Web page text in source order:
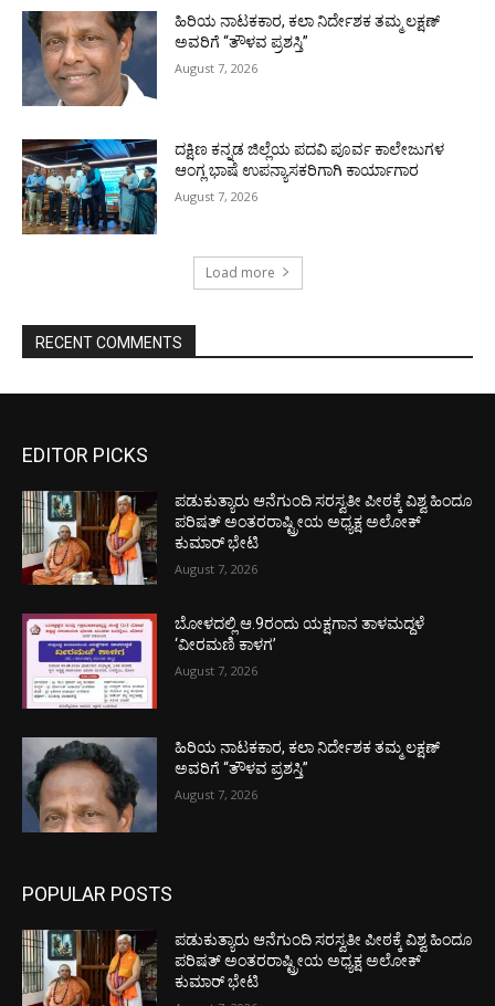
ಹಿರಿಯ ನಾಟಕಕಾರ, ಕಲಾ ನಿರ್ದೇಶಕ ತಮ್ಮ ಲಕ್ಷಣ್
ಅವರಿಗೆ “ತೌಳವ ಪ್ರಶಸ್ತಿ”
August 7, 2026
ದಕ್ಷಿಣ ಕನ್ನಡ ಜಿಲ್ಲೆಯ ಪದವಿ ಪೂರ್ವ ಕಾಲೇಜುಗಳ
ಆಂಗ್ಲ ಭಾಷೆ ಉಪನ್ಯಾಸಕರಿಗಾಗಿ ಕಾರ್ಯಾಗಾರ
August 7, 2026
Load more
RECENT COMMENTS
EDITOR PICKS
ಪಡುಕುತ್ಯಾರು ಆನೆಗುಂದಿ ಸರಸ್ವತೀ ಪೀಠಕ್ಕೆ ವಿಶ್ವ ಹಿಂದೂ
ಪರಿಷತ್ ಅಂತರರಾಷ್ಟ್ರೀಯ ಅಧ್ಯಕ್ಷ ಅಲೋಕ್
ಕುಮಾರ್ ಭೇಟಿ
August 7, 2026
ಬೋಳದಲ್ಲಿ ಆ.9ರಂದು ಯಕ್ಷಗಾನ ತಾಳಮದ್ದಳೆ
‘ವೀರಮಣಿ ಕಾಳಗ’
August 7, 2026
ಹಿರಿಯ ನಾಟಕಕಾರ, ಕಲಾ ನಿರ್ದೇಶಕ ತಮ್ಮ ಲಕ್ಷಣ್
ಅವರಿಗೆ “ತೌಳವ ಪ್ರಶಸ್ತಿ”
August 7, 2026
POPULAR POSTS
ಪಡುಕುತ್ಯಾರು ಆನೆಗುಂದಿ ಸರಸ್ವತೀ ಪೀಠಕ್ಕೆ ವಿಶ್ವ ಹಿಂದೂ
ಪರಿಷತ್ ಅಂತರರಾಷ್ಟ್ರೀಯ ಅಧ್ಯಕ್ಷ ಅಲೋಕ್
ಕುಮಾರ್ ಭೇಟಿ